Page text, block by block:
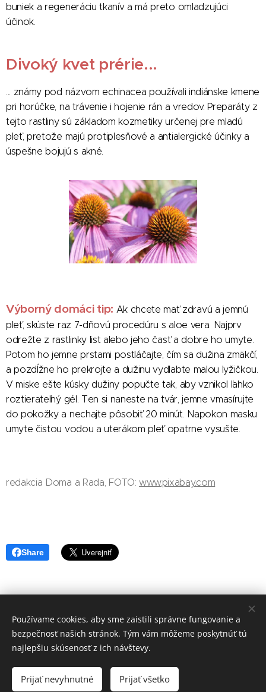
buniek a regeneráciu tkanív a má preto omladzujúci
účinok.
Divoký kvet prérie...
... známy pod názvom echinacea používali indiánske kmene
pri horúčke, na trávenie i hojenie rán a vredov. Preparáty z
tejto rastliny sú základom kozmetiky určenej pre mladú
pleť, pretože majú protiplesňové a antialergické účinky a
úspešne bojujú s akné.
Výborný domáci tip: Ak chcete mať zdravú a jemnú
pleť, skúste raz 7-dňovú procedúru s aloe vera. Najprv
odrežte z rastlinky list alebo jeho časť a dobre ho umyte.
Potom ho jemne prstami postláčajte, čím sa dužina zmäkčí,
a pozdĺžne ho prekrojte a dužinu vydlabte malou lyžičkou.
V miske ešte kúsky dužiny popučte tak, aby vznikol ľahko
roztierateľný gél. Ten si naneste na tvár, jemne vmasírujte
do pokožky a nechajte pôsobiť 20 minút. Napokon masku
umyte čistou vodou a uterákom pleť opatrne vysušte.
redakcia Doma a Rada, FOTO:www.pixabay.com
Share
redakcia Doma a Rada
Vytvořeno službouWebnode
Jazyky
Čeština
Slovenčina
Používame cookies, aby sme zaistili správne fungovanie a
bezpečnosť našich stránok. Tým vám môžeme poskytnúť tú
najlepšiu skúsenosť z ich návštevy.
Prijať nevyhnutné Prijať všetko